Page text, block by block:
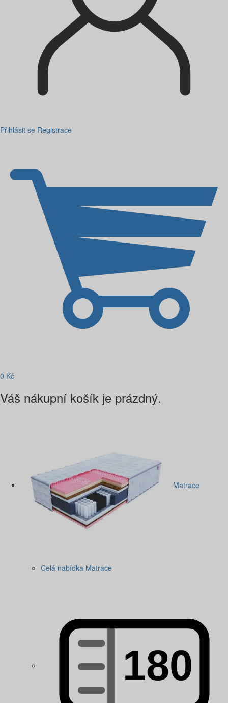
Přihlásit se Registrace
0 Kč
Váš nákupní košík je prázdný.
Matrace
Celá nabídka Matrace